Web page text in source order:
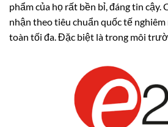
phẩm của họ rất bền bỉ, đáng tin cậy.
nhận theo tiêu chuẩn quốc tế nghiêm
toàn tối đa. Đặc biệt là trong môi